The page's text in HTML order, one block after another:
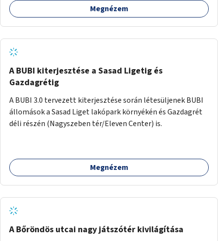
barátságosabbá és zöldebbé lehetne tenni a megállókat.
Megnézem
A BUBI kiterjesztése a Sasad Ligetig és
Gazdagrétig
A BUBI 3.0 tervezett kiterjesztése során létesüljenek BUBI
állomások a Sasad Liget lakópark környékén és Gazdagrét
déli részén (Nagyszeben tér/Eleven Center) is.
Megnézem
A Bőröndös utcai nagy játszótér kivilágítása